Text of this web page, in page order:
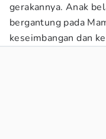
gerakannya. Anak
bergantung pada
keseimbangan dan